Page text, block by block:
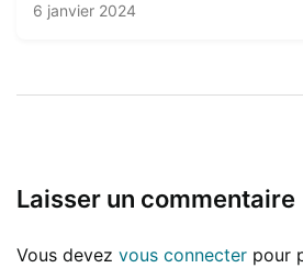
6 janvier 2024
Laisser un commentaire
Vous devez vous connecter pour